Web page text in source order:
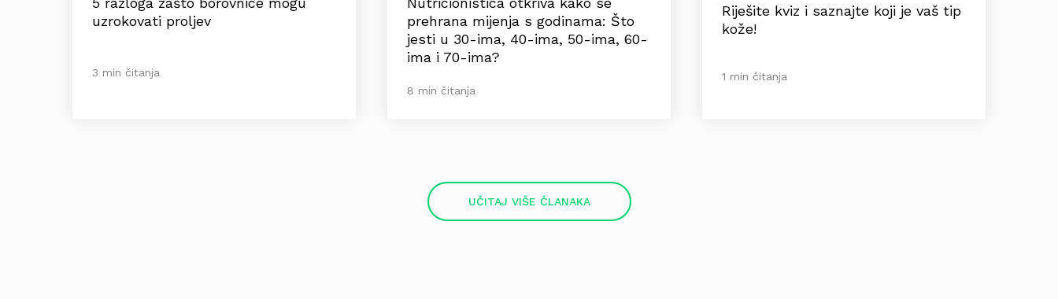
uzrokovati proljev
3 min čitanja
prehrana mijenja s godinama: Što
jesti u 30-ima, 40-ima, 50-ima, 60-
ima i 70-ima?
8 min čitanja
Riješite kviz i saznajte koji je vaš tip
kože!
1 min čitanja
UČITAJ VIŠE ČLANAKA